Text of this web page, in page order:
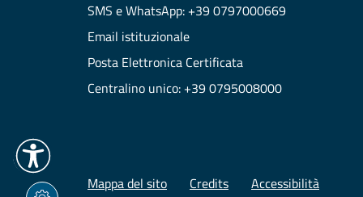
SMS e WhatsApp: +39 0797000669
Email istituzionale
Posta Elettronica Certificata
Centralino unico: +39 0795008000
Mappa del sito Credits Accessibilità